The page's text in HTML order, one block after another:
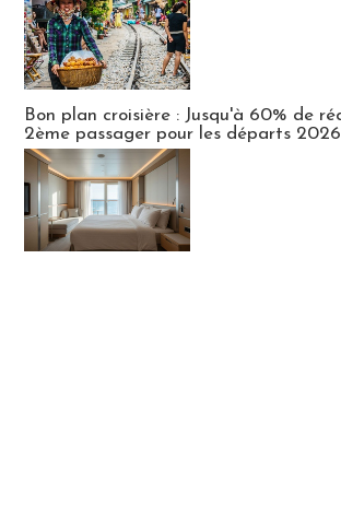
Bon plan croisière : Jusqu'à 60% de
2ème passager pour les départs